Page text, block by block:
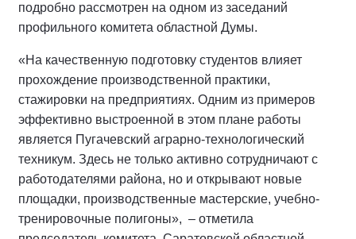
подробно рассмотрен на одном из заседаний
профильного комитета областной Думы.
«На качественную подготовку студентов влияет
прохождение производственной практики,
стажировки на предприятиях. Одним из примеров
эффективно выстроенной в этом плане работы
является Пугачевский аграрно-технологический
техникум. Здесь не только активно сотрудничают с
работодателями района, но и открывают новые
площадки, производственные мастерские, учебно-
тренировочные полигоны», – отметила